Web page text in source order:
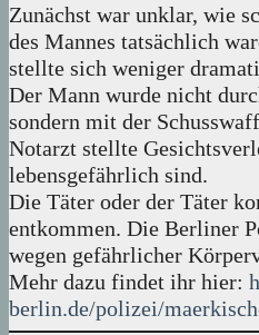
Zunächst war unklar, wie
des Mannes tatsächlich
stellte sich weniger
Der Mann wurde nicht
sondern mit der
Notarzt stellte
lebensgefährlich sind.
Die Täter oder der Täter
entkommen. Die Berliner
wegen gefährlicher
Mehr dazu findet ihr hier:
berlin.de/polizei/